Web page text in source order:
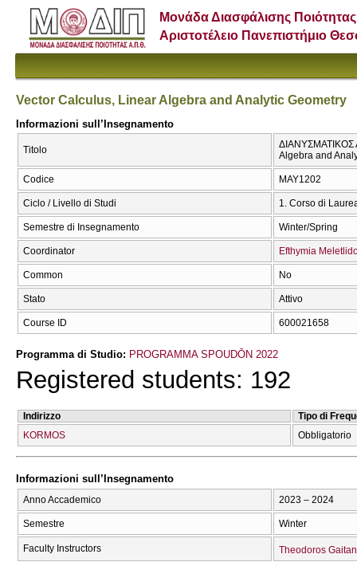
Μονάδα Διασφάλισης Ποιότητας
Αριστοτέλειο Πανεπιστήμιο
Vector Calculus, Linear Algebra and Analytic Geometry
Informazioni sull’Insegnamento
Titolo
ΔΙΑΝΥΣΜΑΤΙΚΟΣ
Algebra and
Codice ΜΑΥ1202
Ciclo / Livello di Studi 1. Corso di
Semestre di Insegnamento Winter/Spring
Coordinator Efthymia
Common No
Stato Attivo
Course ID 600021658
Programma di Studio: PROGRAMMA SPOUDŌN 2022
Registered students: 192
Indirizzo
Tipo di
KORMOS
Obbligatorio
Informazioni sull’Insegnamento
Anno Accademico 2023 – 2024
Semestre Winter
Faculty Instructors Theodoros